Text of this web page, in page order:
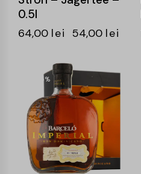
0.5l
64,00 lei 54,00 lei
-15%